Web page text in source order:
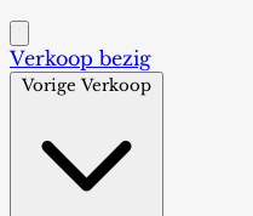
Verkoop bezig
Vorige Verkoop